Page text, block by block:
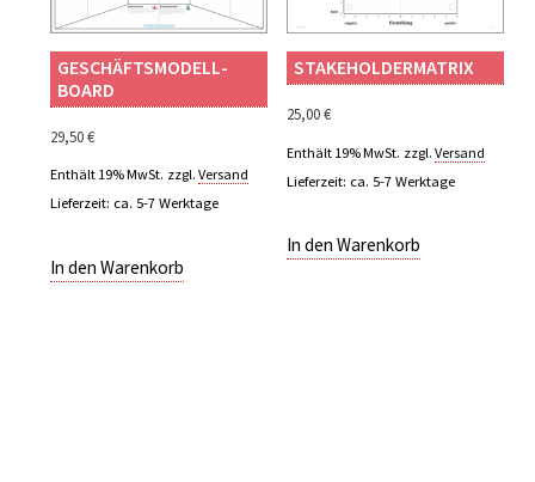
GESCHÄFTSMODELL­
BOARD
29,50€
Enthält 19% MwSt. zzgl. Versand
Lieferzeit: ca. 5-7 Werktage
In den Warenkorb
STAKEHOLDERMATRIX
25,00€
Enthält 19% MwSt. zzgl. Versand
Lieferzeit: ca. 5-7 Werktage
In den Warenkorb